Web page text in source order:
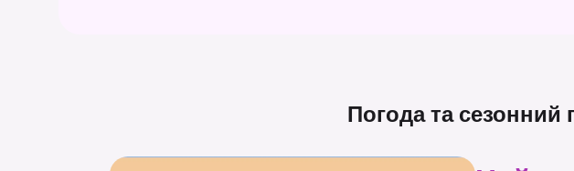
Погода та сезонний